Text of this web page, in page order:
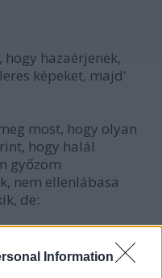
Information
hazaérjenek,
képeket, majd'
most, hogy olyan
hogy halál
győzöm
nem ellenlábasa
de: